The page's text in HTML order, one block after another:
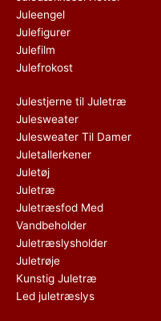
Juleengel
Julefigurer
Julefilm
Julefrokost
Julestjerne til Juletræ
Julesweater
Julesweater Til Damer
Juletallerkener
Juletøj
Juletræ
Juletræsfod Med
Vandbeholder
Juletræslysholder
Juletrøje
Kunstig Juletræ
Led juletræslys